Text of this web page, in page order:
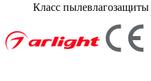
Класс пылевлагозащиты